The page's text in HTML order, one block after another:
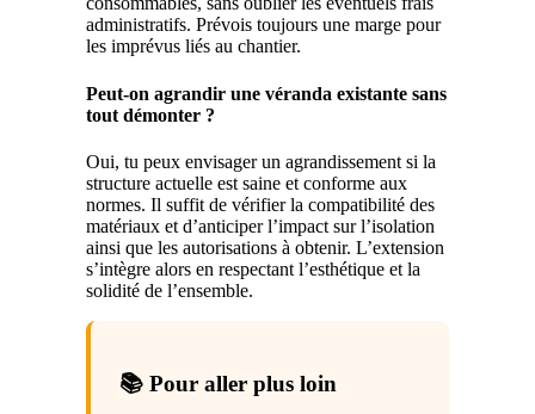
administratifs. Prévois toujours une marge pour
les imprévus liés au chantier.
Peut-on agrandir une véranda existante sans
tout démonter ?
Oui, tu peux envisager un agrandissement si la
structure actuelle est saine et conforme aux
normes. Il suffit de vérifier la compatibilité des
matériaux et d’anticiper l’impact sur l’isolation
ainsi que les autorisations à obtenir. L’extension
s’intègre alors en respectant l’esthétique et la
solidité de l’ensemble.
📚 Pour aller plus loin